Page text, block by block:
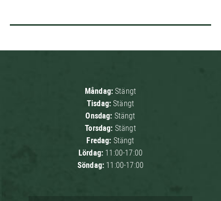
Måndag:Stängt
Tisdag:Stängt
Onsdag: Stängt
Torsdag: Stängt
Fredag: Stängt
Lördag: 11:00-17:00
Söndag: 11:00-17:00